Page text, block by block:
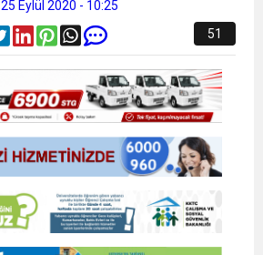
25 Eylül 2020 - 10:25
51